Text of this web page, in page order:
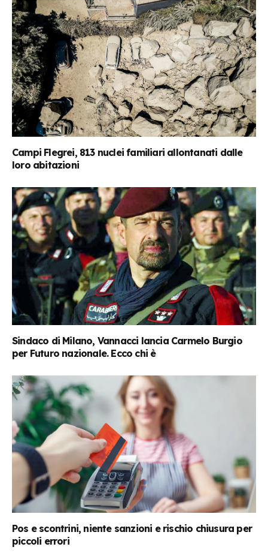
Campi Flegrei, 813 nuclei familiari allontanati dalle
loro abitazioni
Sindaco di Milano, Vannacci lancia Carmelo Burgio
per Futuro nazionale. Ecco chi è
Pos e scontrini, niente sanzioni e rischio chiusura per
piccoli errori